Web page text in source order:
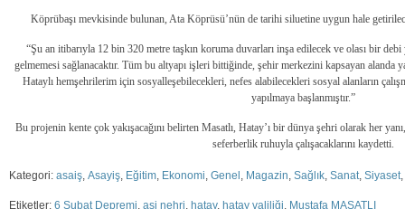
Köprübaşı mevkisinde bulunan, Ata Köprüsü’nün de tarihi siluetine uygun hale
“Şu an itibarıyla 12 bin 320 metre taşkın koruma duvarları inşa edilecek ve olası bir
gelmemesi sağlanacaktır. Tüm bu altyapı işleri bittiğinde, şehir merkezini kapsayan alanda
Hataylı hemşehrilerim için sosyalleşebilecekleri, nefes alabilecekleri sosyal alanların
yapılmaya başlanmıştır.”
Bu projenin kente çok yakışacağını belirten Masatlı, Hatay’ı bir dünya şehri olarak her
seferberlik ruhuyla çalışacaklarını kaydetti.
Kategori: asaiş, Asayiş, Eğitim, Ekonomi, Genel , Magazin, Sağlık, Sanat, Siyaset,
Etiketler: 6 Şubat Depremi, asi nehri, hatay, hatay valiliği, Mustafa MASATLI